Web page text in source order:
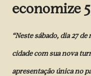
economize
“Neste sábado, dia 27
cidade com sua nova
apresentação única no